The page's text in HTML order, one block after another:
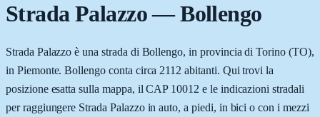
Strada Palazzo—Bollengo
Strada Palazzo è una strada di Bollengo, in provincia di Torino (TO),
in Piemonte. Bollengo conta circa 2112 abitanti. Qui trovi la
posizione esatta sulla mappa, il CAP 10012 e le indicazioni stradali
per raggiungere Strada Palazzo in auto, a piedi, in bici o con i mezzi